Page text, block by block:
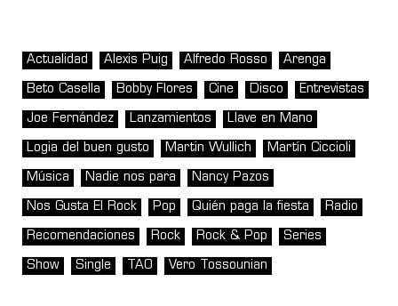
Actualidad Alexis Puig Alfredo Rosso Arenga
Beto Casella Bobby Flores Cine Disco Entrevistas
Joe Fernández Lanzamientos Llave en Mano
Logia del buen gusto Martin Wullich Martín Ciccioli
Música Nadie nos para Nancy Pazos
Nos Gusta El Rock Pop Quién paga la fiesta Radio
Recomendaciones Rock Rock & Pop Series
Show Single TAO Vero Tossounian